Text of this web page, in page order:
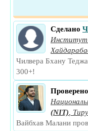
Сделано
Институт
Чилвера Бхану
300+!
Проверено
(NIT)
Вайбхав Малани